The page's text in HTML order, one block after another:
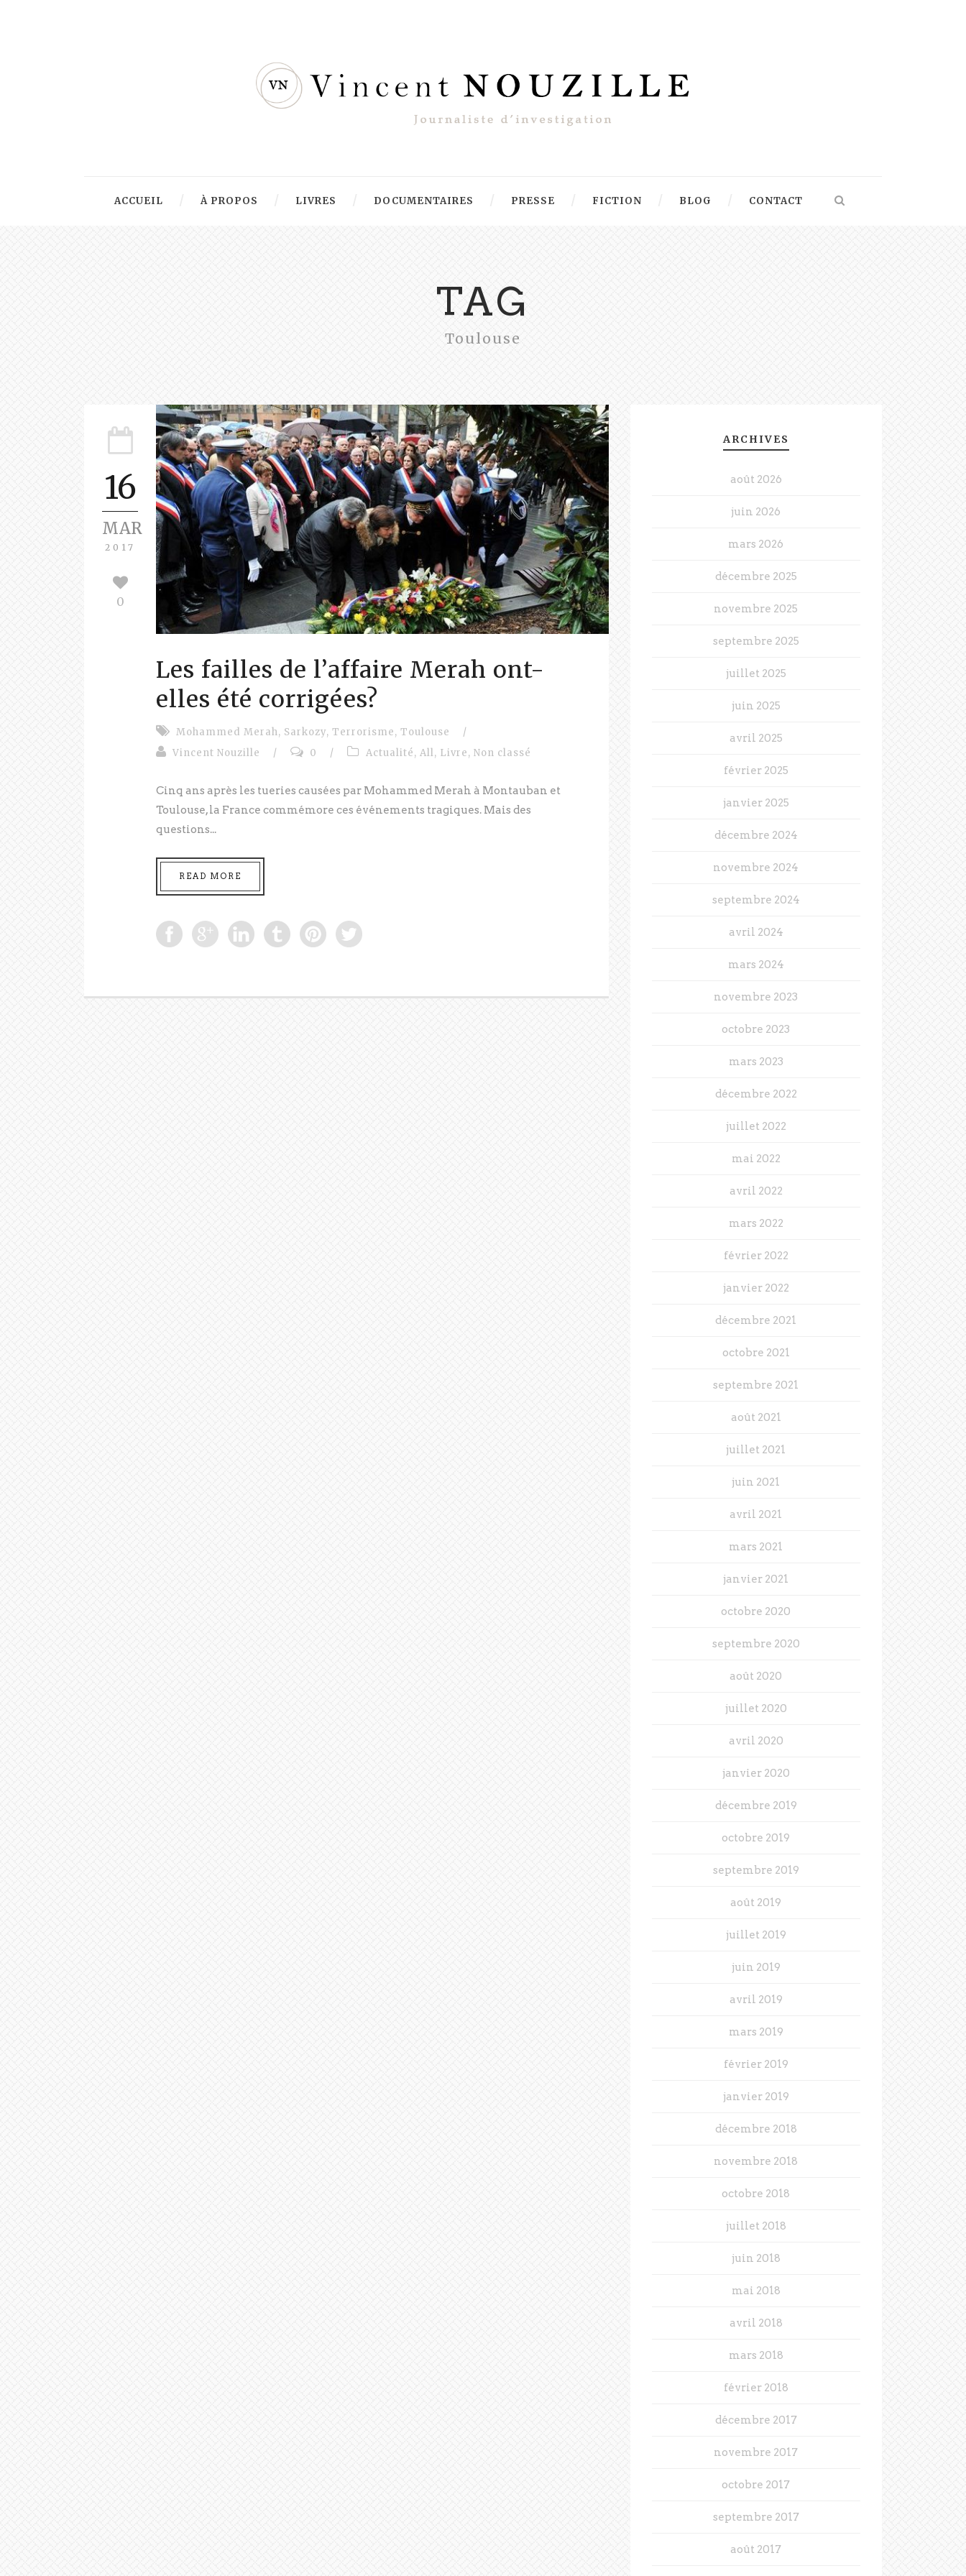
ACCUEIL À PROPOS LIVRES DOCUMENTAIRES PRESSE FICTION BLOG CONTACT
TAG
Toulouse
16
MAR
2017
0
Les failles de l’affaire Merah ont-
elles été corrigées?
Mohammed Merah, Sarkozy, Terrorisme, Toulouse
/
Vincent Nouzille
/ 0 / Actualité, All, Livre, Non classé
Cinq ans après les tueries causées par Mohammed Merah à Montauban et
Toulouse, la France commémore ces événements tragiques. Mais des
questions...
READ MORE
ARCHIVES
août 2026
juin 2026
mars 2026
décembre 2025
novembre 2025
septembre 2025
juillet 2025
juin 2025
avril 2025
février 2025
janvier 2025
décembre 2024
novembre 2024
septembre 2024
avril 2024
mars 2024
novembre 2023
octobre 2023
mars 2023
décembre 2022
juillet 2022
mai 2022
avril 2022
mars 2022
février 2022
janvier 2022
décembre 2021
octobre 2021
septembre 2021
août 2021
juillet 2021
juin 2021
avril 2021
mars 2021
janvier 2021
octobre 2020
septembre 2020
août 2020
juillet 2020
avril 2020
janvier 2020
décembre 2019
octobre 2019
septembre 2019
août 2019
juillet 2019
juin 2019
avril 2019
mars 2019
février 2019
janvier 2019
décembre 2018
novembre 2018
octobre 2018
juillet 2018
juin 2018
mai 2018
avril 2018
mars 2018
février 2018
décembre 2017
novembre 2017
octobre 2017
septembre 2017
août 2017